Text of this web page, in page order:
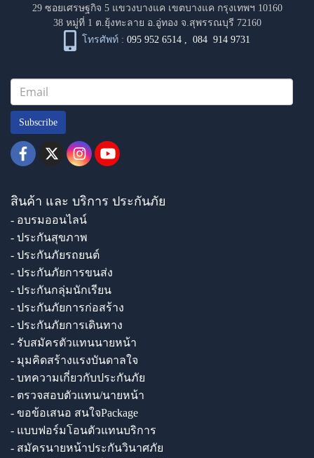
29 ซอยเศรษฐกิจ 5 แขวงบางแค เขตบางแค กรุงเทพฯ 10160
38 หมู่ที่ 1 ต.ยุ้งทะลาย อ.อู่ทอง จ.สุพรรณบุรี 72160
โทรศัพท์ : 095 952 6514 ,084 914 9731
Subscribe
สินค้า และ บริการ ประกันภัย
- อบรมออนไลน์
- ประกันสุขภาพ
- ประกันภัยรถยนต์
- ประกันภัยการขนส่ง
- ประกันกลุ่มนักเรียน
- ประกันภัยการก่อสร้าง
- ประกันภัยการเดินทาง
- รับสมัครตัวแทนนายหน้า
- มุมคิดสร้างแรงบันดาลใจ
- บทความเกี่ยวกับประกันภัย
- ตรวจสอบตัวแทน/นายหน้า
- ขอข้อเสนอ สนใจPackage
- แบบฟอร์มโอนตัวแทนบริการ
- สมัครนายหน้าประกันวินาศภัย